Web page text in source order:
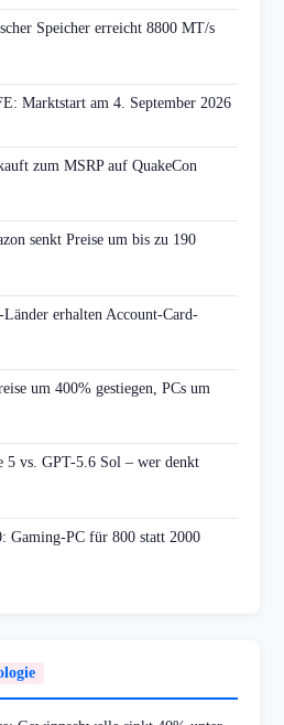
Speicher erreicht 8800 MT/s
Marktstart am 4. September 2026
zum MSRP auf QuakeCon
senkt Preise um bis zu 190
erhalten Account-Card-
um 400% gestiegen, PCs um
5 vs. GPT-5.6 Sol – wer denkt
Gaming-PC für 800 statt 2000